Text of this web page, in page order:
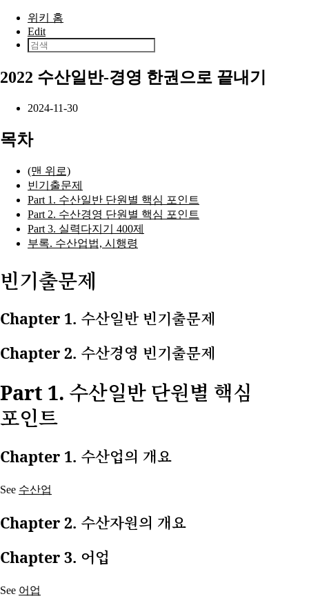
본문으로 건너뛰기
위키 홈
Edit
2022 수산일반-경영 한권으로 끝내기
2024-11-30
목차
(맨 위로)
빈기출문제
Part 1. 수산일반 단원별 핵심 포인트
Part 2. 수산경영 단원별 핵심 포인트
Part 3. 실력다지기 400제
부록. 수산업법, 시행령
빈기출문제
Chapter 1. 수산일반 빈기출문제
Chapter 2. 수산경영 빈기출문제
Part 1. 수산일반 단원별 핵심
포인트
Chapter 1. 수산업의 개요
See 수산업
Chapter 2. 수산자원의 개요
Chapter 3. 어업
See 어업